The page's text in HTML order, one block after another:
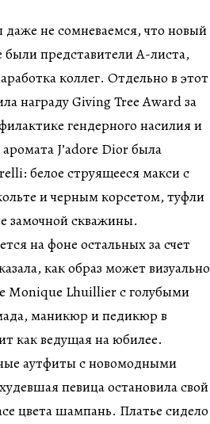
не сомневаемся, что новый
были представители А-листа,
коллег. Отдельно в этот
награду Giving Tree Award за
гендерного насилия и
J’adore Dior была
белое струящееся макси с
и черным корсетом, туфли
замочной скважины.
на фоне остальных за счет
как образ может визуально
Monique Lhuillier с голубыми
маникюр и педикюр в
как ведущая на юбилее.
аутфиты с новомодными
певица остановила свой
цвета шампань. Платье сидело